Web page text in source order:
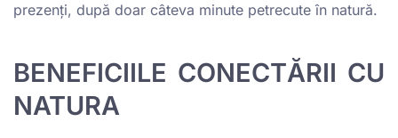
prezenți, după doar câteva minute petrecute în natură.
BENEFICIILE CONECTĂRII CU
NATURA